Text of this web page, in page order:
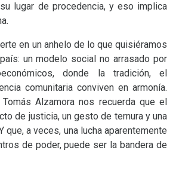
lugar de procedencia, y eso implica
en un anhelo de lo que quisiéramos
un modelo social no arrasado por
donde la tradición, el
comunitaria conviven en armonía.
Alzamora nos recuerda que el
de justicia, un gesto de ternura y una
que, a veces, una lucha aparentemente
de poder, puede ser la bandera de